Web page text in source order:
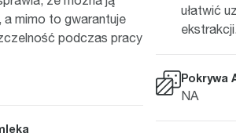
a mimo to gwarantuje
podczas pracy
ułatwić
ekstrakcji.
Pokrywa
NA